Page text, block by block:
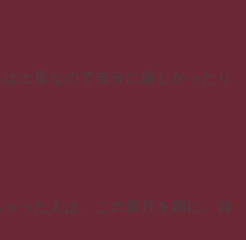
土星なので自分に厳しかったり
った人は、この新月を期に、自